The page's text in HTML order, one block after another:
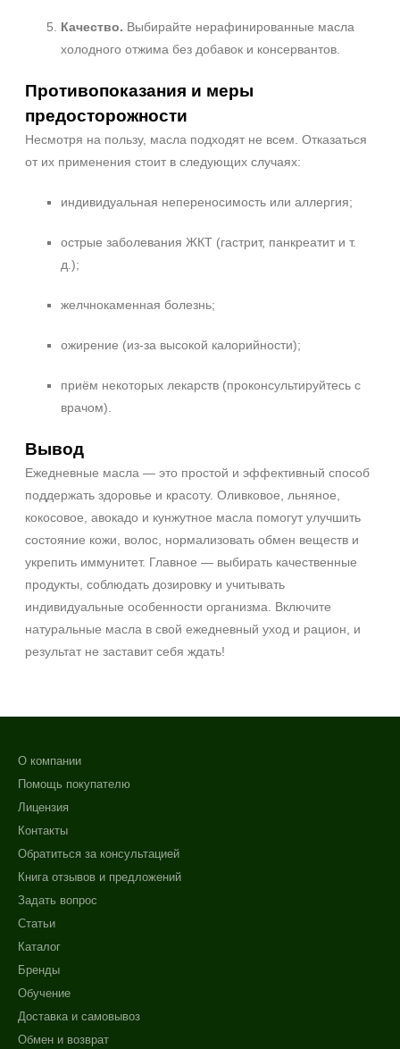
Качество. Выбирайте нерафинированные масла
холодного отжима без добавок и консервантов.
Противопоказания и меры
предосторожности
Несмотря на пользу, масла подходят не всем. Отказаться
от их применения стоит в следующих случаях:
индивидуальная непереносимость или аллергия;
острые заболевания ЖКТ (гастрит, панкреатит и т.
д.);
желчнокаменная болезнь;
ожирение (из‑за высокой калорийности);
приём некоторых лекарств (проконсультируйтесь с
врачом).
Вывод
Ежедневные масла — это простой и эффективный способ
поддержать здоровье и красоту. Оливковое, льняное,
кокосовое, авокадо и кунжутное масла помогут улучшить
состояние кожи, волос, нормализовать обмен веществ и
укрепить иммунитет. Главное — выбирать качественные
продукты, соблюдать дозировку и учитывать
индивидуальные особенности организма. Включите
натуральные масла в свой ежедневный уход и рацион, и
результат не заставит себя ждать!
О компании
Помощь покупателю
Лицензия
Контакты
Обратиться за консультацией
Книга отзывов и предложений
Задать вопрос
Статьи
Каталог
Бренды
Обучение
Доставка и самовывоз
Обмен и возврат